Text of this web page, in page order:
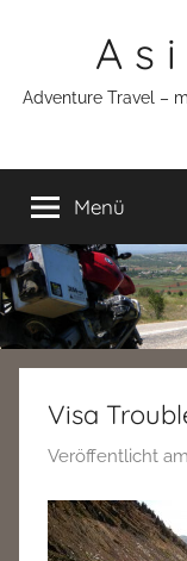
A s
Adventure Travel –
Menü
Visa
Veröffentlicht am